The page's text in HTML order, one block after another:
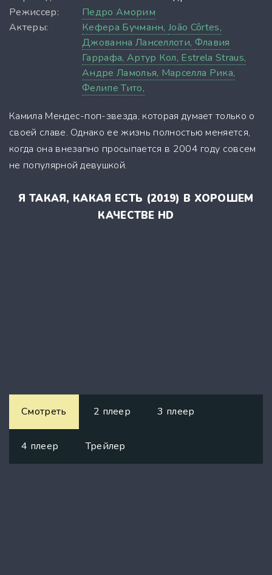
Режиссер:
Педро Аморим
Актеры:
Кефера Бучманн,João Côrtes,
Джованна Ланселлоти, Флавия
Гаррафа, Артур Кол, Estrela Straus,
Андре Ламолья, Марселла Рика,
Фелипе Тито,
Камила Мендес-поп-звезда, которая думает только о
своей славе. Однако ее жизнь полностью меняется,
когда она внезапно просыпается в 2004 году совсем
не популярной девушкой.
Я ТАКАЯ, КАКАЯ ЕСТЬ (2019) В ХОРОШЕМ
КАЧЕСТВЕ HD
Смотреть 2 плеер 3 плеер
4 плеер Трейлер